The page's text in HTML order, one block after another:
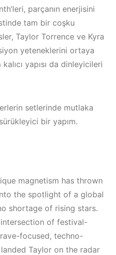
parçanın enerjisini
tam bir coşku
Taylor Torrence ve Kyra
yeteneklerini ortaya
yapısı da dinleyicileri
setlerinde mutlaka
bir yapım.
magnetism has thrown
the spotlight of a global
shortage of rising stars.
of festival-
focused, techno-
Taylor on the radar